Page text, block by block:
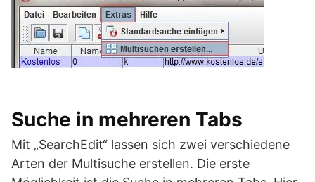
Suche in mehreren Tabs
Mit „SearchEdit“ lassen sich zwei verschiedene
Arten der Multisuche erstellen. Die erste